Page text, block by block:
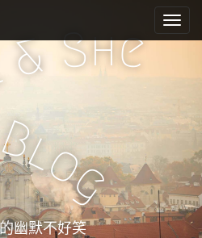
&She
l
og
幽默不好笑